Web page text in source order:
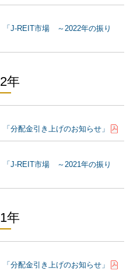
「J-REIT市場 ～2022年の振り
年
分配金引き上げのお知らせ」
「J-REIT市場 ～2021年の振り
年
分配金引き上げのお知らせ」